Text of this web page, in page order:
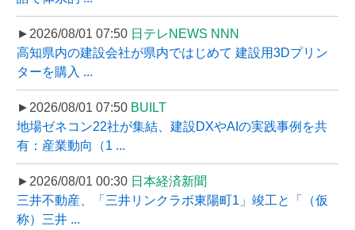
►2026/08/01 07:50 日テレNEWS NNN
高知県内の建設会社が県内ではじめて 建設用3Dプリン
ターを購入 ...
►2026/08/01 07:50 BUILT
地場ゼネコン22社が集結、建設DXやAIの実践事例を共
有：産業動向（1 ...
►2026/08/01 00:30 日本経済新聞
三井不動産、「三井リンクラボ東陽町1」竣工と「（仮
称）三井 ...